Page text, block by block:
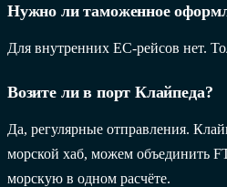
Нужно ли таможенное
Для внутренних ЕС-рейсов нет.
Возите ли в порт Клайпеда?
Да, регулярные отправления.
морской хаб, можем объединить
морскую в одном расчёте.